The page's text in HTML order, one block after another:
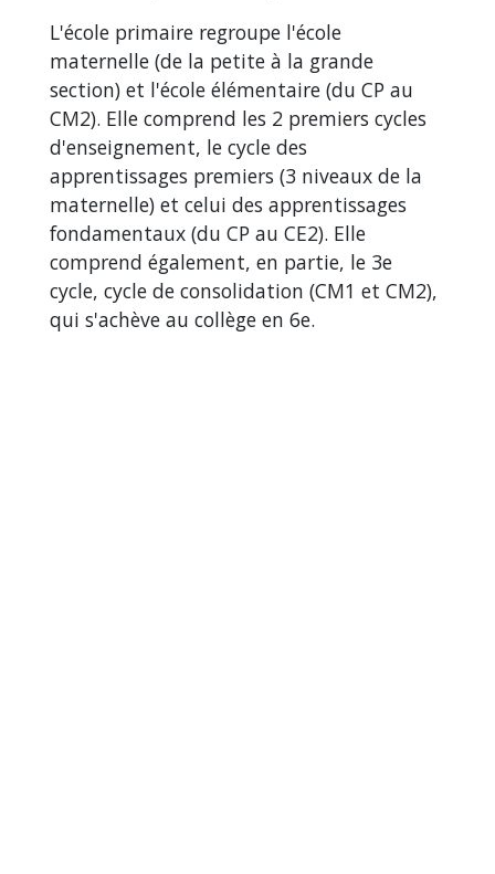
L'école primaire regroupe l'école
maternelle (de la petite à la grande
section) et l'école élémentaire (du CP au
CM2). Elle comprend les 2 premiers cycles
d'enseignement, le cycle des
apprentissages premiers (3 niveaux de la
maternelle) et celui des apprentissages
fondamentaux (du CP au CE2). Elle
comprend également, en partie, le 3e
cycle, cycle de consolidation (CM1 et CM2),
qui s'achève au collège en 6e.